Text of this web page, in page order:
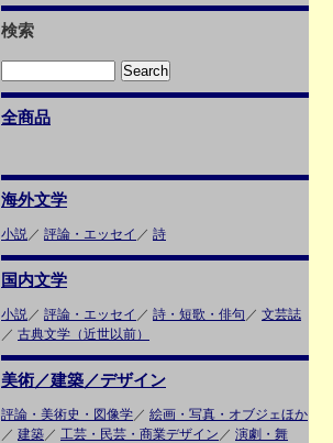
検索
全商品
海外文学
小説／ 評論・エッセイ ／ 詩
国内文学
小説／ 評論・エッセイ ／ 詩・短歌・俳句 ／ 文芸誌
／ 古典文学（近世以前）
美術／建築／デザイン
評論・美術史・図像学／ 絵画・写真・オブジェほか
／ 建築／ 工芸・民芸・商業デザイン ／ 演劇・舞